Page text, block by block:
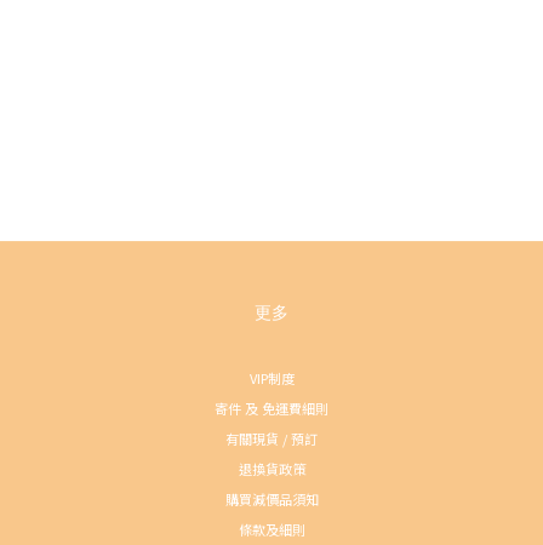
更多
VIP制度
寄件 及 免運費細則
有關現貨 / 預訂
退換貨政策
購買減價品須知
條款及細則